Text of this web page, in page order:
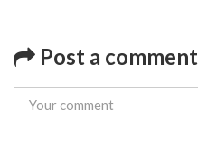
Post a comment